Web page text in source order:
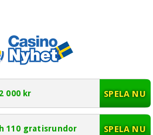
000 kr SPELA NU
110 gratisrundor SPELA NU